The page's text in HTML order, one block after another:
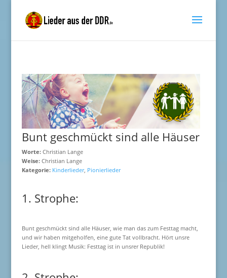
Bunt geschmückt sind alle Häuser
Worte:Christian Lange
Weise:Christian Lange
Kategorie: Kinderlieder, Pionierlieder
1. Strophe:
Bunt geschmückt sind alle Häuser, wie man das zum Festtag macht,
und wir haben mitgeholfen, eine gute Tat vollbracht. Hört unsre
Lieder, hell klingt Musik: Festtag ist in unsrer Republik!